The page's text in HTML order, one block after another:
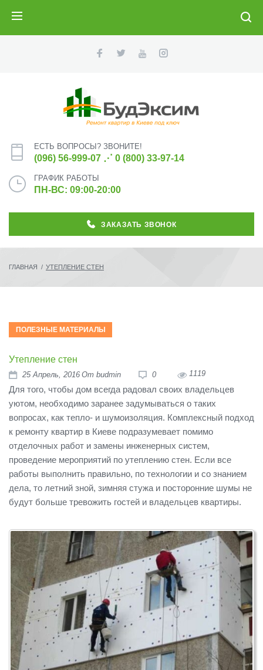
ЕСТЬ ВОПРОСЫ? ЗВОНИТЕ!
(096) 56-999-07 ⋰ 0 (800) 33-97-14
ГРАФИК РАБОТЫ
ПН-ВС: 09:00-20:00
ЗАКАЗАТЬ ЗВОНОК
ГЛАВНАЯ / УТЕПЛЕНИЕ СТЕН
ПОЛЕЗНЫЕ МАТЕРИАЛЫ
Утепление стен
25Апрель, 2016 От budmin 0 1119
Для того, чтобы дом всегда радовал своих владельцев
уютом, необходимо заранее задумываться о таких
вопросах, как тепло- и шумоизоляция. Комплексный подход
к ремонту квартир в Киеве подразумевает помимо
отделочных работ и замены инженерных систем,
проведение мероприятий по утеплению стен. Если все
работы выполнить правильно, по технологии и со знанием
дела, то летний зной, зимняя стужа и посторонние шумы не
будут больше тревожить гостей и владельцев квартиры.